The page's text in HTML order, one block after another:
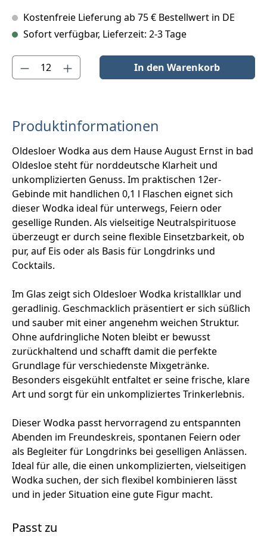
Kostenfreie Lieferung ab 75 € Bestellwert in DE
Sofort verfügbar, Lieferzeit: 2-3 Tage
Produkt Anzahl: Gib den gewünschten Wert ein oder benutze
In den Warenkorb
Produktinformationen
Oldesloer Wodka aus dem Hause August Ernst in bad
Oldesloe steht für norddeutsche Klarheit und
unkomplizierten Genuss. Im praktischen 12er-
Gebinde mit handlichen 0,1 l Flaschen eignet sich
dieser Wodka ideal für unterwegs, Feiern oder
gesellige Runden. Als vielseitige Neutralspirituose
überzeugt er durch seine flexible Einsetzbarkeit, ob
pur, auf Eis oder als Basis für Longdrinks und
Cocktails.
Im Glas zeigt sich Oldesloer Wodka kristallklar und
geradlinig. Geschmacklich präsentiert er sich süßlich
und sauber mit einer angenehm weichen Struktur.
Ohne aufdringliche Noten bleibt er bewusst
zurückhaltend und schafft damit die perfekte
Grundlage für verschiedenste Mixgetränke.
Besonders eisgekühlt entfaltet er seine frische, klare
Art und sorgt für ein unkompliziertes Trinkerlebnis.
Dieser Wodka passt hervorragend zu entspannten
Abenden im Freundeskreis, spontanen Feiern oder
als Begleiter für Longdrinks bei geselligen Anlässen.
Ideal für alle, die einen unkomplizierten, vielseitigen
Wodka suchen, der sich flexibel kombinieren lässt
und in jeder Situation eine gute Figur macht.
Passt zu